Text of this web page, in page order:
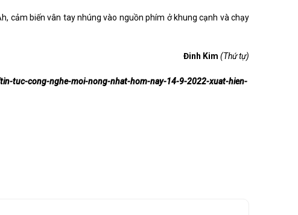
cảm biến vân tay nhúng vào nguồn phím ở khung cạnh và chạy
Đinh Kim (Thứ tự)
tuc-cong-nghe-moi-nong-nhat-hom-nay-14-9-2022-xuat-hien-